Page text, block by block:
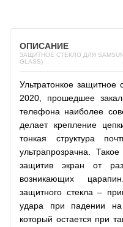
ОПИСАНИЕ
ЗАЩИТНОЕ СТЕКЛО ДЛЯ
GLASS)
Ультратонкое защитное
2020, прошедшее
телефона наиболее
делает крепление
тонкая структура
ультрапрозрачна.
защитив экран от
возникающих
защитного стекла –
удара при падении
который остается при